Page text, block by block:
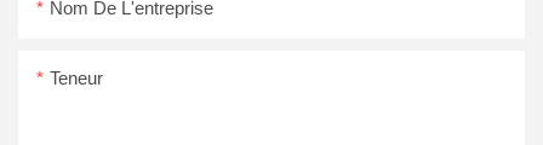
Nom De L'entreprise
Teneur